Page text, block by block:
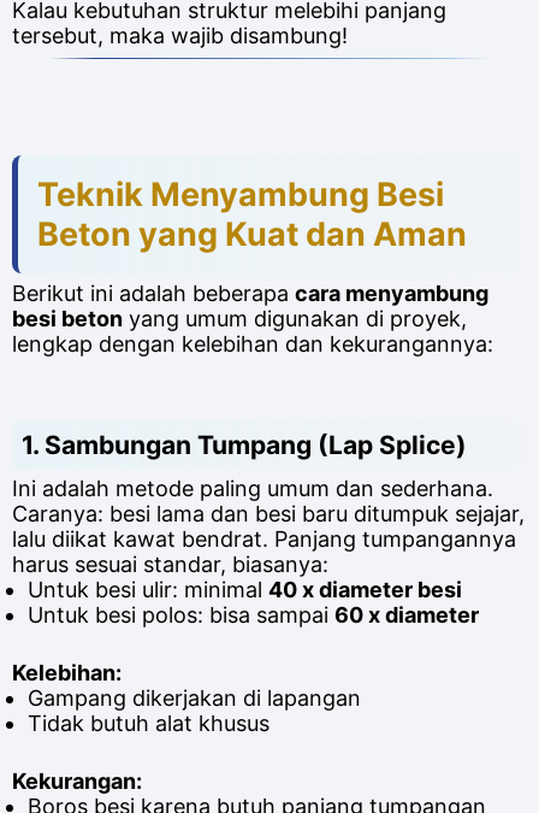
Kalau kebutuhan struktur melebihi panjang
tersebut, maka wajib disambung!
Teknik Menyambung Besi
Beton yang Kuat dan Aman
Berikut ini adalah beberapa cara menyambung
besi beton yang umum digunakan di proyek,
lengkap dengan kelebihan dan kekurangannya:
1. Sambungan Tumpang (Lap Splice)
Ini adalah metode paling umum dan sederhana.
Caranya: besi lama dan besi baru ditumpuk sejajar,
lalu diikat kawat bendrat. Panjang tumpangannya
harus sesuai standar, biasanya:
Untuk besi ulir: minimal 40 x diameter besi
Untuk besi polos: bisa sampai 60 x diameter
Kelebihan:
Gampang dikerjakan di lapangan
Tidak butuh alat khusus
Kekurangan:
Boros besi karena butuh panjang tumpangan